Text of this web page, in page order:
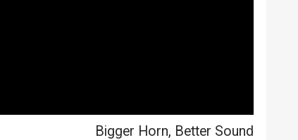
Bigger Horn, Better Sound